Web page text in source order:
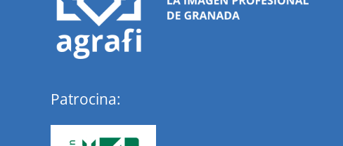
Patrocina: